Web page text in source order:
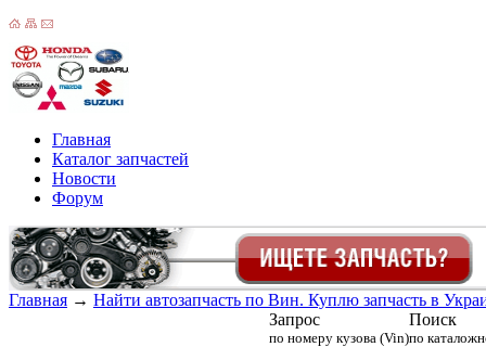
Главная
Каталог запчастей
Новости
Форум
Главная → Найти автозапчасть по Вин. Куплю запчасть в
Запрос
по номеру кузова (Vin)
Поиск
по